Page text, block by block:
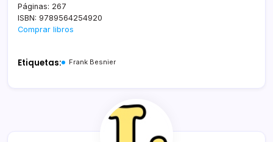
Páginas: 267
ISBN: 9789564254920
Comprar libros
Etiquetas: Frank Besnier